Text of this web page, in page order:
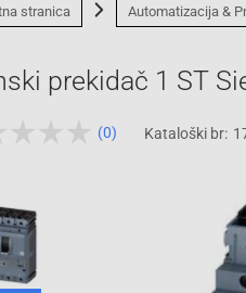
Pravno lice
stranica Automatizacija &
prekidač 1 ST
(0) Kataloški br: